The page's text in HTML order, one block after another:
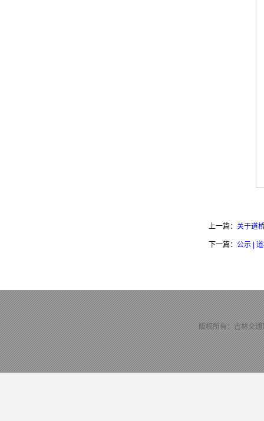
上一篇： 关于道
下一篇： 公示 |
版权所有：吉林交